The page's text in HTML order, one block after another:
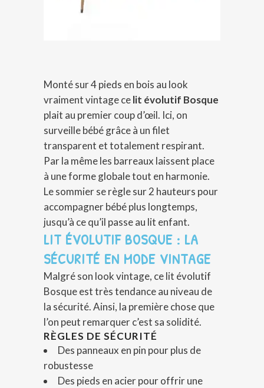
Monté sur 4 pieds en bois au look
vraiment vintage celit évolutif Bosque
plait au premier coup d’œil. Ici, on
surveille bébé grâce à un filet
transparent et totalement respirant.
Par la même les barreaux laissent place
à une forme globale tout en harmonie.
Le sommier se règle sur 2 hauteurs pour
accompagner bébé plus longtemps,
jusqu’à ce qu’il passe au lit enfant.
LIT ÉVOLUTIF BOSQUE : LA
SÉCURITÉ EN MODE VINTAGE
Malgré son look vintage, ce lit évolutif
Bosque est très tendance au niveau de
la sécurité. Ainsi, la première chose que
l’on peut remarquer c’est sa solidité.
RÈGLES DE SÉCURITÉ
Des panneaux en pin pour plus de
robustesse
Des pieds en acier pour offrir une